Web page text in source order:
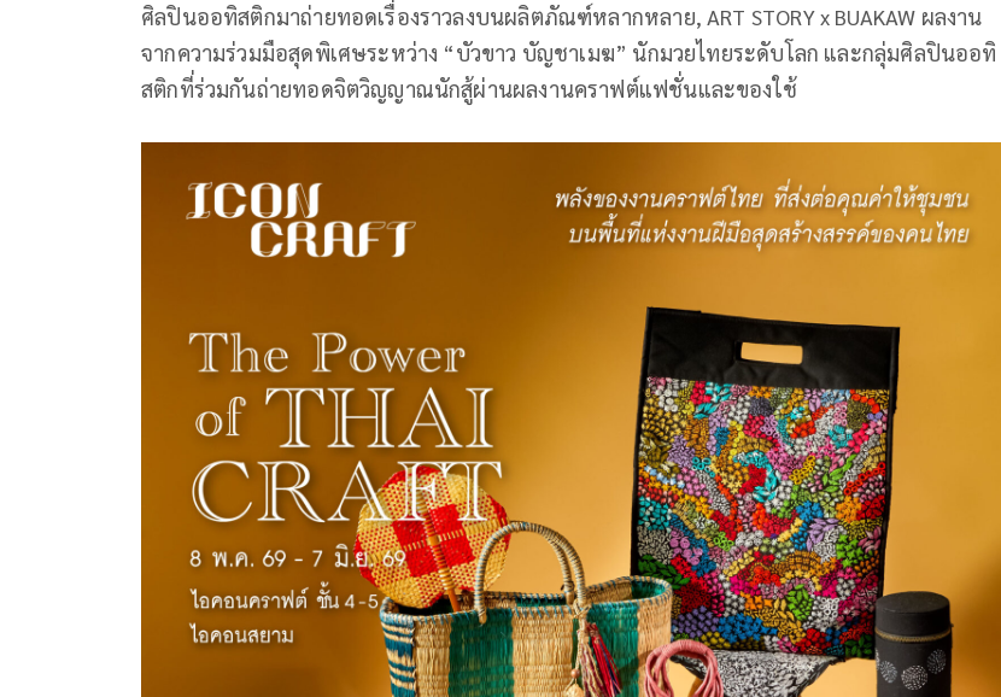
ศิลปินออทิสติกมาถ่ายทอดเรื่องราวลงบนผลิตภัณฑ์หลากหลาย, ART STORY x BUAKAW ผลงาน
จากความร่วมมือสุดพิเศษระหว่าง “บัวขาว บัญชาเมฆ” นักมวยไทยระดับโลก และกลุ่มศิลปินออทิ
สติกที่ร่วมกันถ่ายทอดจิตวิญญาณนักสู้ผ่านผลงานคราฟต์แฟชั่นและของใช้